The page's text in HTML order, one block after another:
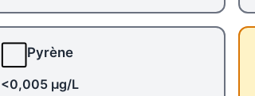
Pyrène
<0,005 µg/L